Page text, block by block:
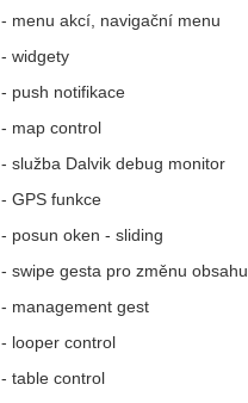
- menu akcí, navigační menu
- widgety
- push notifikace
- map control
- služba Dalvik debug monitor
- GPS funkce
- posun oken - sliding
- swipe gesta pro změnu obsahu
- management gest
- looper control
- table control